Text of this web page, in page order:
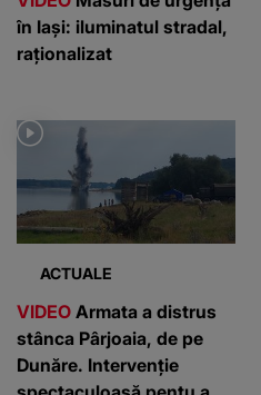
în Iași: iluminatul stradal,
raționalizat
ACTUALE
VIDEO Armata a distrus
stânca Pârjoaia, de pe
Dunăre. Intervenție